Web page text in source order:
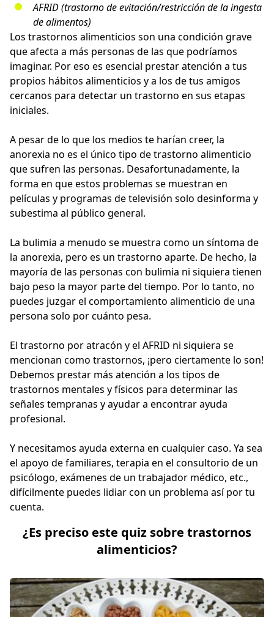
AFRID (trastorno de evitación/restricción de la ingesta
de alimentos)
Los trastornos alimenticios son una condición grave
que afecta a más personas de las que podríamos
imaginar. Por eso es esencial prestar atención a tus
propios hábitos alimenticios y a los de tus amigos
cercanos para detectar un trastorno en sus etapas
iniciales.
A pesar de lo que los medios te harían creer, la
anorexia no es el único tipo de trastorno alimenticio
que sufren las personas. Desafortunadamente, la
forma en que estos problemas se muestran en
películas y programas de televisión solo desinforma y
subestima al público general.
La bulimia a menudo se muestra como un síntoma de
la anorexia, pero es un trastorno aparte. De hecho, la
mayoría de las personas con bulimia ni siquiera tienen
bajo peso la mayor parte del tiempo. Por lo tanto, no
puedes juzgar el comportamiento alimenticio de una
persona solo por cuánto pesa.
El trastorno por atracón y el AFRID ni siquiera se
mencionan como trastornos, ¡pero ciertamente lo son!
Debemos prestar más atención a los tipos de
trastornos mentales y físicos para determinar las
señales tempranas y ayudar a encontrar ayuda
profesional.
Y necesitamos ayuda externa en cualquier caso. Ya sea
el apoyo de familiares, terapia en el consultorio de un
psicólogo, exámenes de un trabajador médico, etc.,
difícilmente puedes lidiar con un problema así por tu
cuenta.
¿Es preciso este quiz sobre trastornos
alimenticios?